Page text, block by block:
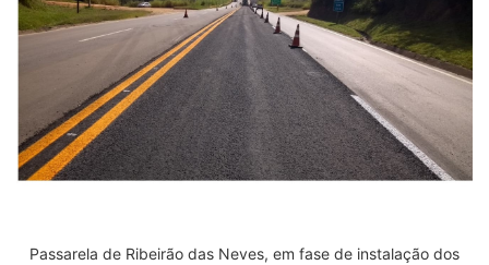
Passarela de Ribeirão das Neves, em fase de instalação dos